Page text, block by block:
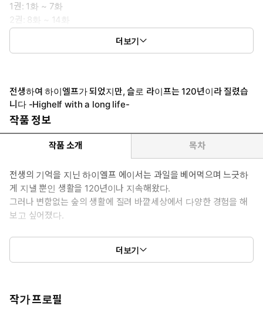
1권: 1화 ~ 7화
2권: 8화 ~ 14화
3권: 15화 ~ 21화
더보기
전생하여 하이엘프가 되었지만, 슬로 라이프는 120년이라 질렸습
니다 -Highelf with a long life-
작품 정보
작품 소개 목차
전생의 기억을 지닌 하이엘프 에이서는 과일을 베어먹으며 느긋하
게 지낼 뿐인 생활을 120년이나 지속해왔다.
그러나 변함없는 숲의 생활에 질려 바깥세상에서 다양한 경험을 해
보고 싶어졌다.
천년의 수명을 지닌 변덕스러운 하이엘프의 자유분방한 여행이
더보기
작가 프로필